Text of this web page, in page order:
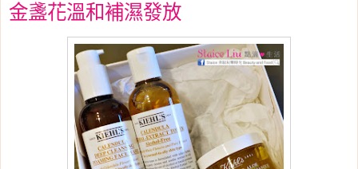
金盞花溫和補濕發放